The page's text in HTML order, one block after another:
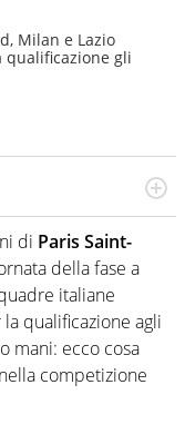
Milan e Lazio
gli
per vivere ogni evento
smisurata per il
è una cosa
di Paris Saint-
della fase a
italiane
qualificazione agli
mani: ecco cosa
competizione